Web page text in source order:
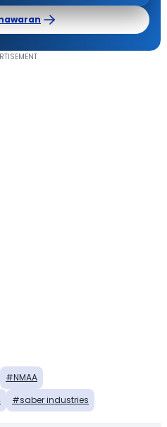
NMAA
saber industries